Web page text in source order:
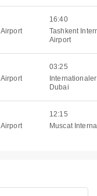
16:40
Tashkent
Airport
03:25
Dubai
12:15
Muscat